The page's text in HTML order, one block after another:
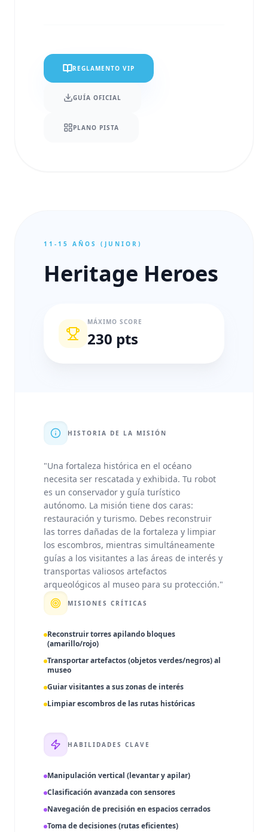
REGLAMENTO VIP
GUÍA OFICIAL
PLANO PISTA
11-15 AÑOS (JUNIOR)
Heritage Heroes
MÁXIMO SCORE
230 pts
HISTORIA DE LA MISIÓN
"Una fortaleza histórica en el océano
necesita ser rescatada y exhibida. Tu robot
es un conservador y guía turístico
autónomo. La misión tiene dos caras:
restauración y turismo. Debes reconstruir
las torres dañadas de la fortaleza y limpiar
los escombros, mientras simultáneamente
guías a los visitantes a las áreas de interés y
transportas valiosos artefactos
arqueológicos al museo para su protección."
MISIONES CRÍTICAS
Reconstruir torres apilando bloques
(amarillo/rojo)
Transportar artefactos (objetos verdes/negros) al
museo
Guiar visitantes a sus zonas de interés
Limpiar escombros de las rutas históricas
HABILIDADES CLAVE
Manipulación vertical (levantar y apilar)
Clasificación avanzada con sensores
Navegación de precisión en espacios cerrados
Toma de decisiones (rutas eficientes)